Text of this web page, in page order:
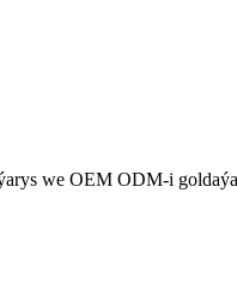
we OEM ODM-i